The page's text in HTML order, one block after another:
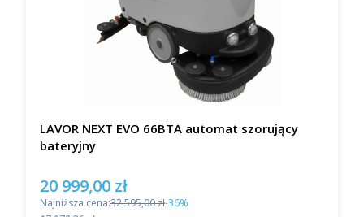
LAVOR NEXT EVO 66BTA automat szorujący
bateryjny
Cena promocyjna
20 999,00 zł
Najniższa cena:32 595,00 zł-36%